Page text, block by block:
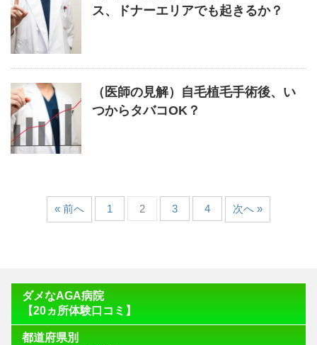
ス、ドナーエリアでも起きるか？
（医師の見解）自毛植毛手術後、い
つからタバコOK？
« 前へ 1 2 3 4 次へ »
ダメなAGA病院
【20ヵ所体験口コミ】
都道府県別